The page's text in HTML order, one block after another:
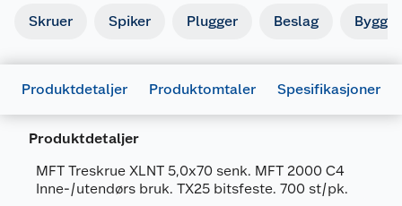
Skruer Spiker Plugger Beslag
Produktdetaljer Produktomtaler Spesifikasjoner
Produktdetaljer
MFT Treskrue XLNT 5,0x70 senk. MFT 2000 C4
Inne-/utendørs bruk. TX25 bitsfeste. 700 st/pk.